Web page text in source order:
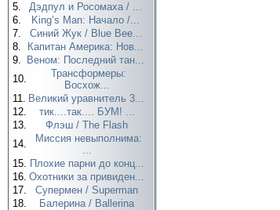
5.
Дэдпул и Росомаха / ...
6.
King’s Man: Начало /...
7.
Синий Жук / Blue Bee...
8.
Капитан Америка: Нов...
9.
Веном: Последний тан...
10.
Трансформеры:
Восхож...
11. Великий уравнитель 3...
12.
тик....так.... БУМ! ...
13.
Флэш / The Flash
14.
Миссия невыполнима:
...
15. Плохие парни до конц...
16. Охотники за привиден...
17.
Супермен / Superman
18.
Балерина / Ballerina